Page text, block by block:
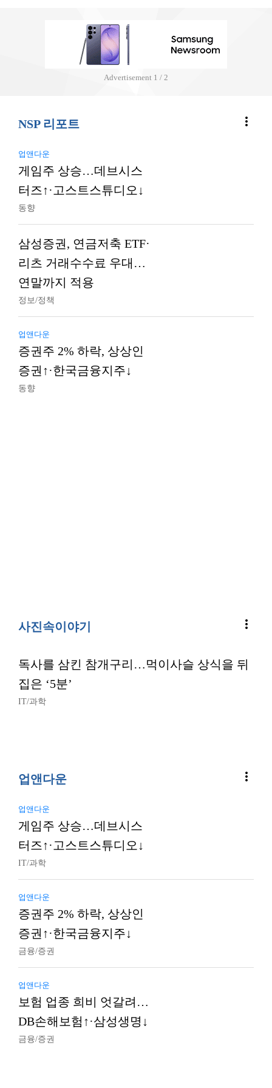
Advertisement 1 / 2
NSP 리포트 more_vert
업앤다운
게임주 상승…데브시스
터즈↑·고스트스튜디오↓
동향
삼성증권, 연금저축 ETF·
리츠 거래수수료 우대…
연말까지 적용
정보/정책
업앤다운
증권주 2% 하락, 상상인
증권↑·한국금융지주↓
동향
사진속이야기 more_vert
독사를 삼킨 참개구리…먹이사슬 상식을 뒤
집은 ‘5분’
IT/과학
업앤다운 more_vert
업앤다운
게임주 상승…데브시스
터즈↑·고스트스튜디오↓
IT/과학
업앤다운
증권주 2% 하락, 상상인
증권↑·한국금융지주↓
금융/증권
업앤다운
보험 업종 희비 엇갈려…
DB손해보험↑·삼성생명↓
금융/증권